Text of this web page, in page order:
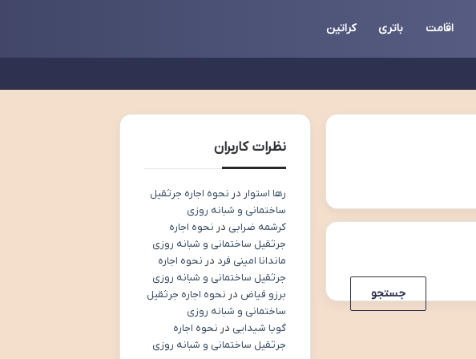
اقامت باتری کراتین
نظرات کاربران
رها استوار در نحوه اجاره جرثقیل
ساختمانی و شبانه روزی
کرشمه ضرابی در نحوه اجاره
جرثقیل ساختمانی و شبانه روزی
ماندانا امینی فرد در نحوه اجاره
جرثقیل ساختمانی و شبانه روزی
برزو فیاض در نحوه اجاره جرثقیل
ساختمانی و شبانه روزی
گویا شیدایی در نحوه اجاره
جرثقیل ساختمانی و شبانه روزی